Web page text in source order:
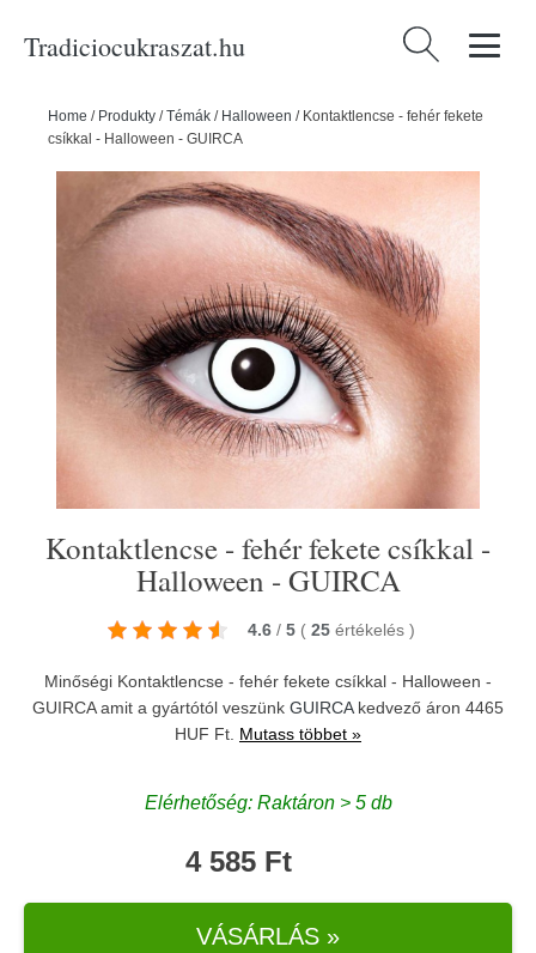
Tradiciocukraszat.hu Keresés:
Home / Produkty /Témák / Halloween / Kontaktlencse - fehér fekete
csíkkal - Halloween - GUIRCA
Kontaktlencse - fehér fekete csíkkal -
Halloween - GUIRCA
4.6 / 5 ( 25 értékelés )
Minőségi Kontaktlencse - fehér fekete csíkkal - Halloween -
GUIRCA amit a gyártótól veszünk GUIRCAkedvező áron 4465
HUF Ft. Mutass többet »
Elérhetőség: Raktáron > 5 db
4 585 Ft
VÁSÁRLÁS »